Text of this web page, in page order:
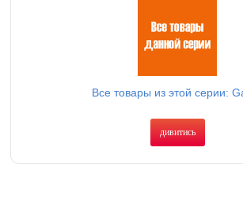
Все товары из этой серии:
дивитись